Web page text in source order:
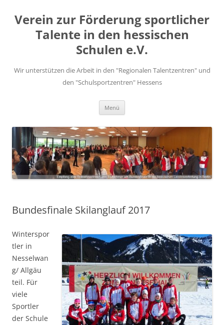
springen
Verein zur Förderung sportlicher
Talente in den hessischen
Schulen e.V.
Wir unterstützen die Arbeit in den "Regionalen Talentzentren" und
den "Schulsportzentren" Hessens
Menü
Bundesfinale Skilanglauf 2017
Winterspor
tler in
Nesselwan
g/ Allgäu
teil. Für
viele
Sportler
der Schule